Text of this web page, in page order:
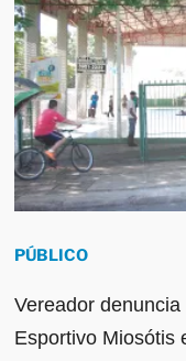
PÚBLICO
Vereador
Esportivo Miosótis